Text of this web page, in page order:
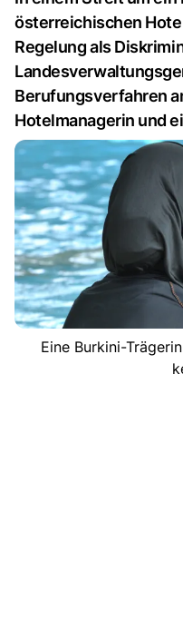
österreichischen
Regelung als
Berufungsverfahren
Hotelmanagerin und
Eine Burkini-